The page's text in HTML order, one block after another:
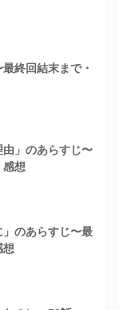
終回結末まで・
由」のあらすじ〜
感想
」のあらすじ〜最
想